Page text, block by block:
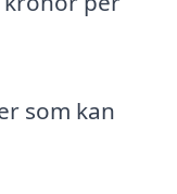
som kan